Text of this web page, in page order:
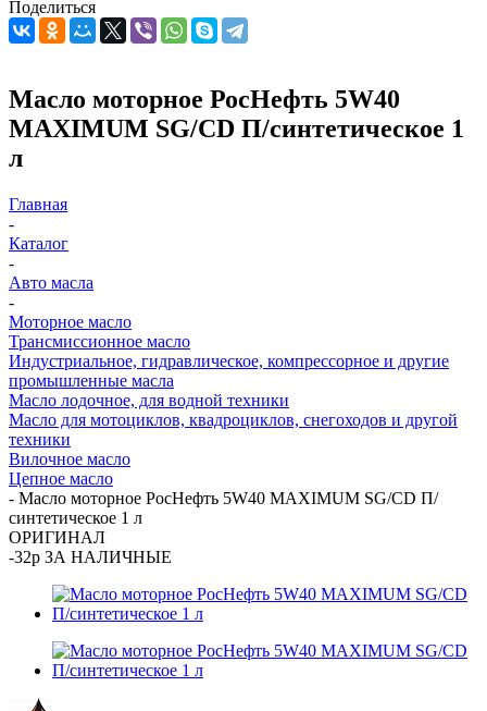
Поделиться
Масло моторное РосНефть 5W40
MAXIMUM SG/CD П/синтетическое 1
л
Главная
-
Каталог
-
Авто масла
-
Моторное масло
Трансмиссионное масло
Индустриальное, гидравлическое, компрессорное и другие
промышленные масла
Масло лодочное, для водной техники
Масло для мотоциклов, квадроциклов, снегоходов и другой
техники
Вилочное масло
Цепное масло
- Масло моторное РосНефть 5W40 MAXIMUM SG/CD П/
синтетическое 1 л
ОРИГИНАЛ
-32р ЗА НАЛИЧНЫЕ